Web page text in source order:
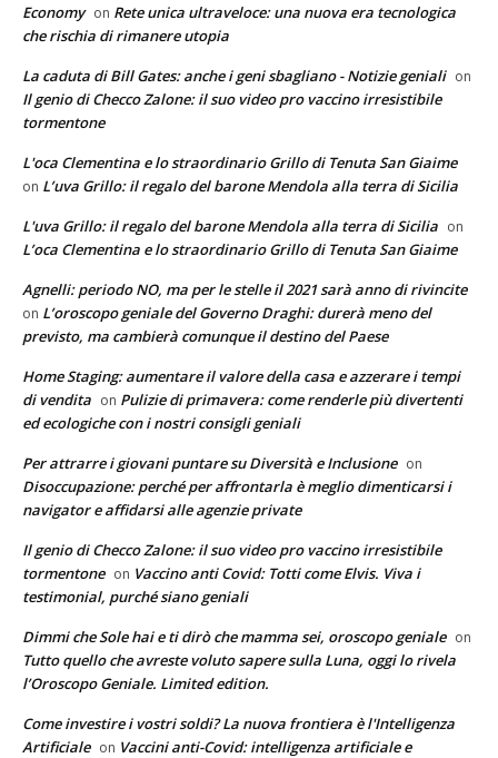
Economy on Rete unica ultraveloce: una nuova era tecnologica
che rischia di rimanere utopia
La caduta di Bill Gates: anche i geni sbagliano - Notizie geniali on
Il genio di Checco Zalone: il suo video pro vaccino irresistibile
tormentone
L'oca Clementina e lo straordinario Grillo di Tenuta San Giaime
on L’uva Grillo: il regalo del barone Mendola alla terra di Sicilia
L'uva Grillo: il regalo del barone Mendola alla terra di Sicilia on
L’oca Clementina e lo straordinario Grillo di Tenuta San Giaime
Agnelli: periodo NO, ma per le stelle il 2021 sarà anno di rivincite
on L’oroscopo geniale del Governo Draghi: durerà meno del
previsto, ma cambierà comunque il destino del Paese
Home Staging: aumentare il valore della casa e azzerare i tempi
di vendita on Pulizie di primavera: come renderle più divertenti
ed ecologiche con i nostri consigli geniali
Per attrarre i giovani puntare su Diversità e Inclusione on
Disoccupazione: perché per affrontarla è meglio dimenticarsi i
navigator e affidarsi alle agenzie private
Il genio di Checco Zalone: il suo video pro vaccino irresistibile
tormentone on Vaccino anti Covid: Totti come Elvis. Viva i
testimonial, purché siano geniali
Dimmi che Sole hai e ti dirò che mamma sei, oroscopo geniale on
Tutto quello che avreste voluto sapere sulla Luna, oggi lo rivela
l’Oroscopo Geniale. Limited edition.
Come investire i vostri soldi? La nuova frontiera è l'Intelligenza
Artificiale on Vaccini anti-Covid: intelligenza artificiale e